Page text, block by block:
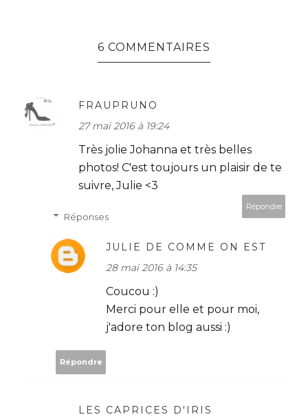
6 COMMENTAIRES
FRAUPRUNO
27 mai 2016 à 19:24
Très jolie Johanna et très belles
photos! C'est toujours un plaisir de te
suivre, Julie <3
Répondre
Réponses
JULIE DE COMME ON EST
28 mai 2016 à 14:35
Coucou :)
Merci pour elle et pour moi,
j'adore ton blog aussi :)
Répondre
LES CAPRICES D'IRIS